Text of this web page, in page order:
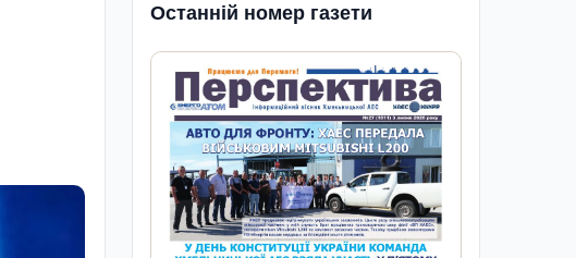
Останній номер газети